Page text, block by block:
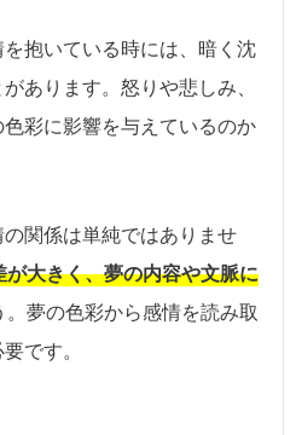
抱いている時には、暗く沈
あります。怒りや悲しみ、
彩に影響を与えているのか
関係は単純ではありませ
が大きく、夢の内容や文脈に
。夢の色彩から感情を読み取
です。